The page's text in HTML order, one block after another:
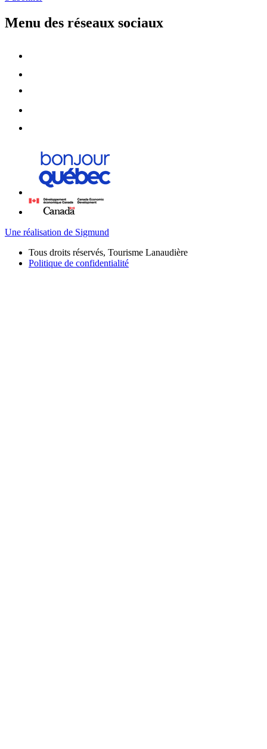
Menu des réseaux sociaux
Une réalisation de Sigmund
Tous droits réservés, Tourisme Lanaudière
Politique de confidentialité